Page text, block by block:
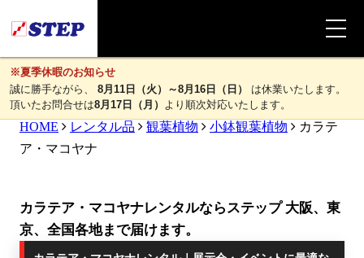
※夏季休暇のお知らせ
誠に勝手ながら、
8月11日（火）～8月16日（日） は休業いたします。
頂いたお問合せは8月17日（月） より順次対応いたします。
HOME レンタル品 観葉植物 小鉢観葉植物
カラテ
ア・マコヤナ
カラテア・マコヤナレンタルならステップ 大阪、東
京、全国各地まで届けます。